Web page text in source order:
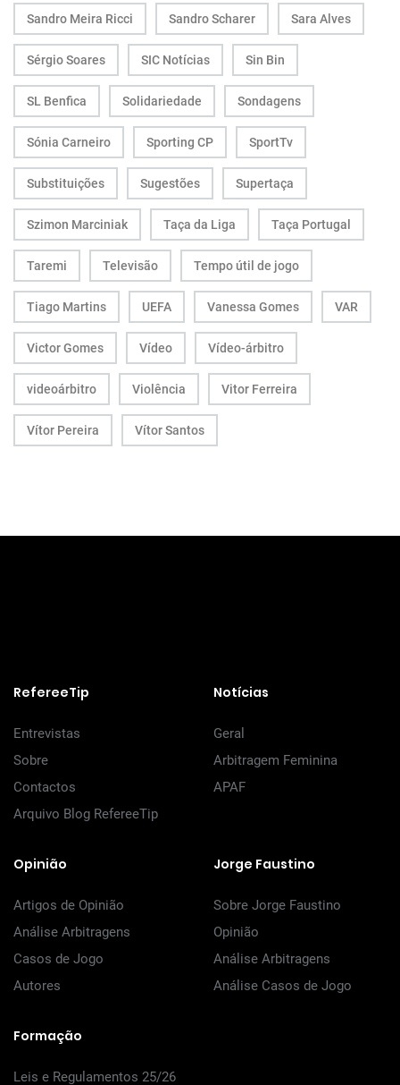
Sandro Meira Ricci Sandro Scharer Sara Alves
Sérgio Soares SIC Notícias Sin Bin
SL Benfica Solidariedade Sondagens
Sónia Carneiro Sporting CP SportTv
Substituições Sugestões Supertaça
Szimon Marciniak Taça da Liga Taça Portugal
Taremi Televisão Tempo útil de jogo
Tiago Martins UEFA Vanessa Gomes VAR
Victor Gomes Vídeo Vídeo-árbitro
videoárbitro Violência Vitor Ferreira
Vítor Pereira Vítor Santos
RefereeTip
Entrevistas
Sobre
Contactos
Arquivo Blog RefereeTip
Notícias
Geral
Arbitragem Feminina
APAF
Opinião
Artigos de Opinião
Análise Arbitragens
Casos de Jogo
Autores
Jorge Faustino
Sobre Jorge Faustino
Opinião
Análise Arbitragens
Análise Casos de Jogo
Formação
Leis e Regulamentos 25/26